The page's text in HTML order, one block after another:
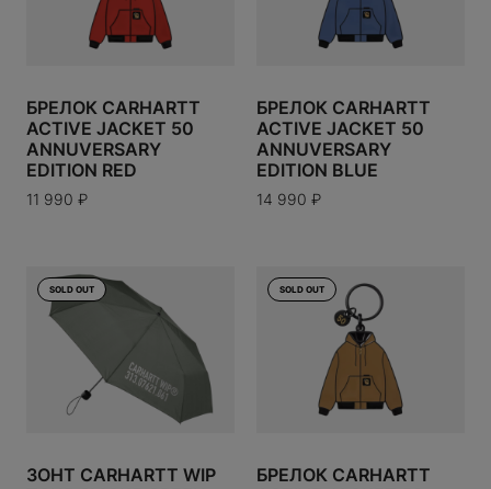
БРЕЛОК CARHARTT
ACTIVE JACKET 50
ANNUVERSARY
EDITION RED
11 990 ₽
БРЕЛОК CARHARTT
ACTIVE JACKET 50
ANNUVERSARY
EDITION BLUE
14 990 ₽
SOLD OUT
ЗОНТ CARHARTT WIP
SOLD OUT
БРЕЛОК CARHARTT